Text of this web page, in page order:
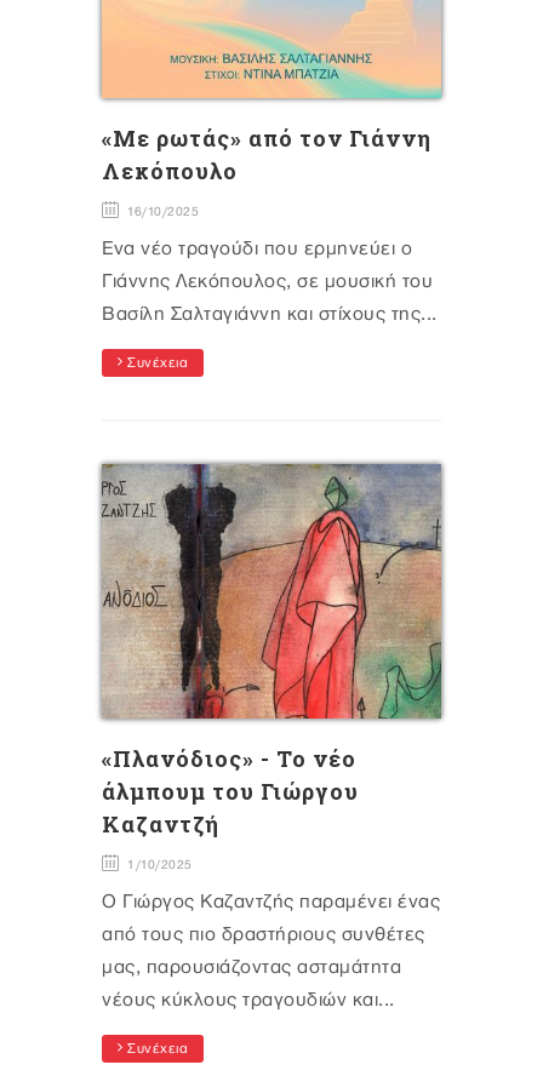
«Με ρωτάς» από τον Γιάννη
Λεκόπουλο
16/10/2025
Ένα νέο τραγούδι που ερμηνεύει ο
Γιάννης Λεκόπουλος, σε μουσική του
Βασίλη Σαλταγιάννη και στίχους της...
Συνέχεια
«Πλανόδιος» - Το νέο
άλμπουμ του Γιώργου
Καζαντζή
1/10/2025
Ο Γιώργος Καζαντζής παραμένει ένας
από τους πιο δραστήριους συνθέτες
μας, παρουσιάζοντας ασταμάτητα
νέους κύκλους τραγουδιών και...
Συνέχεια